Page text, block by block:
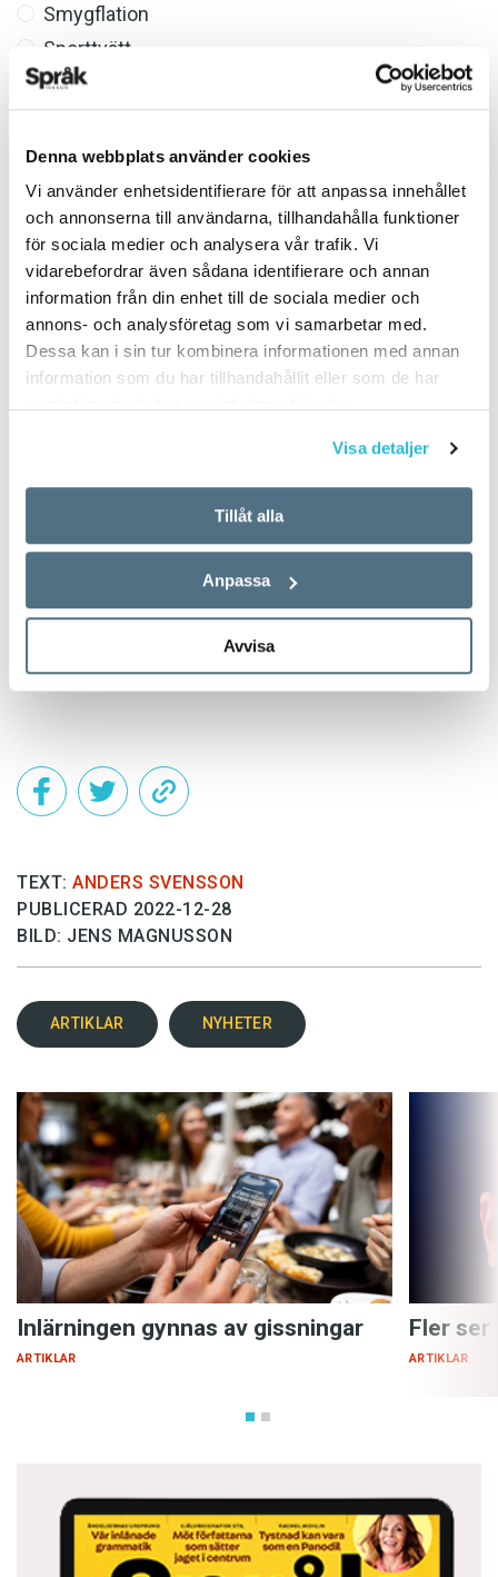
Denna webbplats använder cookies
Vi använder enhetsidentifierare för att anpassa innehållet
och annonserna till användarna, tillhandahålla funktioner
för sociala medier och analysera vår trafik. Vi
vidarebefordrar även sådana identifierare och annan
information från din enhet till de sociala medier och
annons- och analysföretag som vi samarbetar med.
Dessa kan i sin tur kombinera informationen med annan
information som du har tillhandahållit eller som de har
Visa detaljer
Tillåt alla
Anpassa
Avvisa
Smygflation
Sporttvätt
Spökflyg
Urbexare
Valförnekare
Vertiport
Virtuellt stängsel
Väntesorg
SKICKA
Det här innehållet kräver att du accepterar cookies.
TEXT: ANDERS SVENSSON
PUBLICERAD 2022-12-28
BILD: JENS MAGNUSSON
ARTIKLAR NYHETER
Inlärningen gynnas av gissningar
ARTIKLAR
Fler
ARTIKLAR